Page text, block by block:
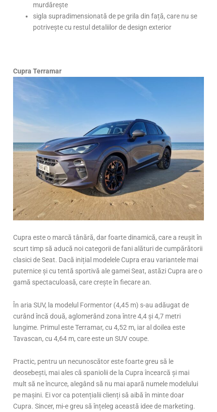
murdărește
sigla supradimensionată de pe grila din față, care nu se
potrivește cu restul detaliilor de design exterior
Cupra Terramar
Cupra este o marcă tânără, dar foarte dinamică, care a reușit în
scurt timp să aducă noi categorii de fani alături de cumpărătorii
clasici de Seat. Dacă inițial modelele Cupra erau variantele mai
puternice și cu tentă sportivă ale gamei Seat, astăzi Cupra are o
gamă spectaculoasă, care crește în fiecare an.
În aria SUV, la modelul Formentor (4,45 m) s-au adăugat de
curând încă două, aglomerând zona între 4,4 și 4,7 metri
lungime. Primul este Terramar, cu 4,52 m, iar al doilea este
Tavascan, cu 4,64 m, care este un SUV coupe.
Practic, pentru un necunoscător este foarte greu să le
deosebești, mai ales că spaniolii de la Cupra încearcă și mai
mult să ne încurce, alegând să nu mai apară numele modelului
pe mașini. Ei vor ca potențialii clienți să aibă în minte doar
Cupra. Sincer, mi-e greu să înțeleg această idee de marketing.